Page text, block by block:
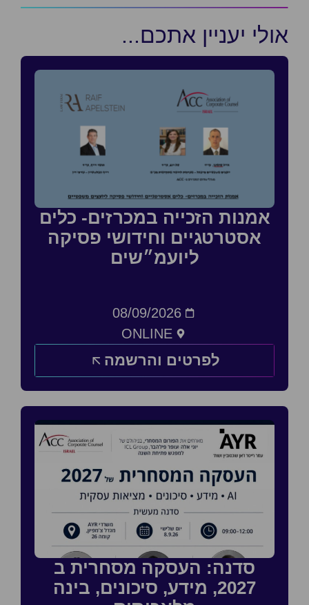
אולי יעניין אתכם...
אמנות הזכייה במכרזים- כלים
אסטרטגיים וחידושי פסיקה
ליועמ״שים
08/09/2026
ONLINE
לפרטים והרשמה
סדנה: העסקה מסחרית ב
2027, מידע, סיכונים, בינה